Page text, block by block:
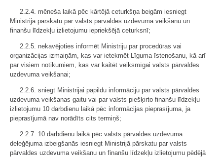
2.2.4. mēneša laikā pēc kārtējā ceturkšņa beigām iesniegt
Ministrijā pārskatu par valsts pārvaldes uzdevuma veikšanu un
finanšu līdzekļu izlietojumu iepriekšējā ceturksnī;
2.2.5. nekavējoties informēt Ministriju par procedūras vai
organizācijas izmaiņām, kas var ietekmēt Līguma īstenošanu, kā arī
par visiem notikumiem, kas var kaitēt veiksmīgai valsts pārvaldes
uzdevuma veikšanai;
2.2.6. sniegt Ministrijai papildu informāciju par valsts pārvaldes
uzdevuma veikšanas gaitu vai par valsts piešķirto finanšu līdzekļu
izlietojumu 10 darbdienu laikā pēc informācijas pieprasījuma, ja
pieprasījumā nav norādīts cits termiņš;
2.2.7. 10 darbdienu laikā pēc valsts pārvaldes uzdevuma
deleģējuma izbeigšanās iesniegt Ministrijā pārskatu par valsts
pārvaldes uzdevuma veikšanu un finanšu līdzekļu izlietojumu pēdējā